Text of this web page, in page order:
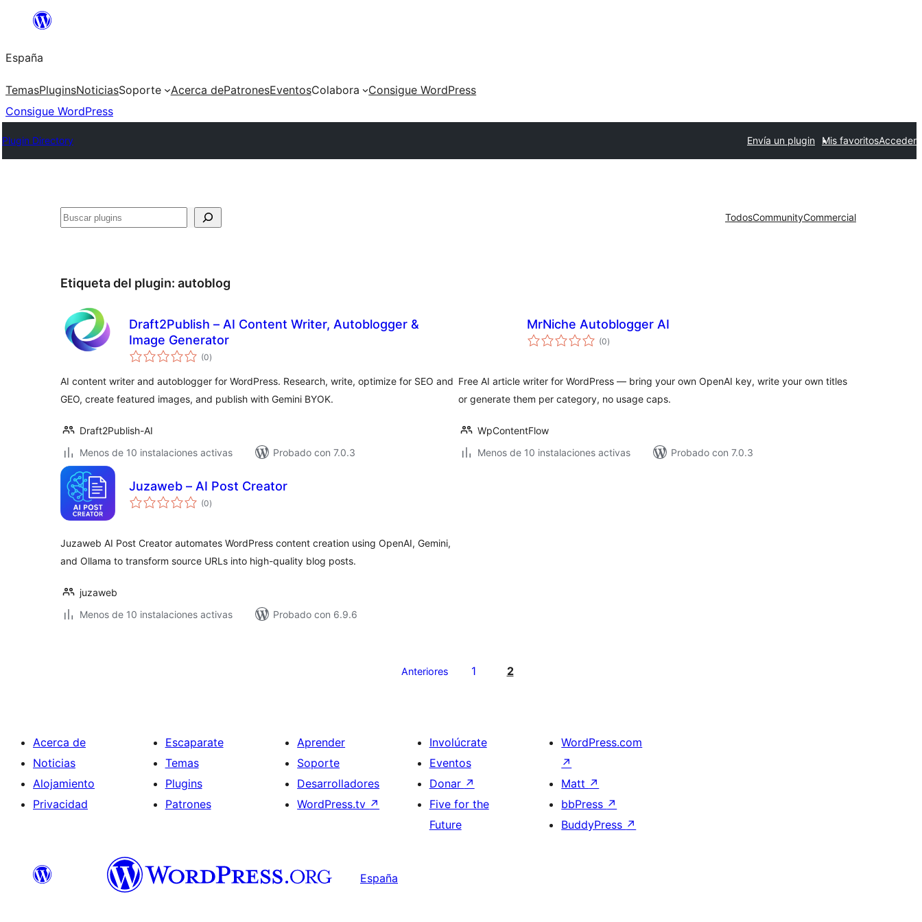
Saltar
contenido
España
TemasPluginsNoticiasSoporte Acerca dePatronesEventosColabora
Consigue WordPress
Consigue WordPress
Plugin Directory Envía un plugin Mis favoritosAcceder
Buscar TodosCommunityCommercial
Etiqueta del plugin: autoblog
Draft2Publish – AI Content Writer, Autoblogger &
Image Generator
(0valoraciones
en
)
AI content writer and autoblogger for WordPress. Research, write, optimize for SEO and
GEO, create featured images, and publish with Gemini BYOK.
Draft2Publish-AI
Menos de 10 instalaciones activas
Probado con 7.0.3
MrNiche Autoblogger AI
(0valoraciones
en
)
Free AI article writer for WordPress — bring your own OpenAI key, write your own titles
or generate them per category, no usage caps.
WpContentFlow
Menos de 10 instalaciones activas
Probado con 7.0.3
Juzaweb – AI Post Creator
(0valoraciones
en
)
Juzaweb AI Post Creator automates WordPress content creation using OpenAI, Gemini,
and Ollama to transform source URLs into high-quality blog posts.
juzaweb
Menos de 10 instalaciones activas
Probado con 6.9.6
Anteriores 1 2
Acerca de
Noticias
Alojamiento
Privacidad
Escaparate
Temas
Plugins
Patrones
Aprender
Soporte
Desarrolladores
WordPress.tv ↗
Involúcrate
Eventos
Donar ↗
Five for the
Future
WordPress.com
↗
Matt ↗
bbPress ↗
BuddyPress ↗
España